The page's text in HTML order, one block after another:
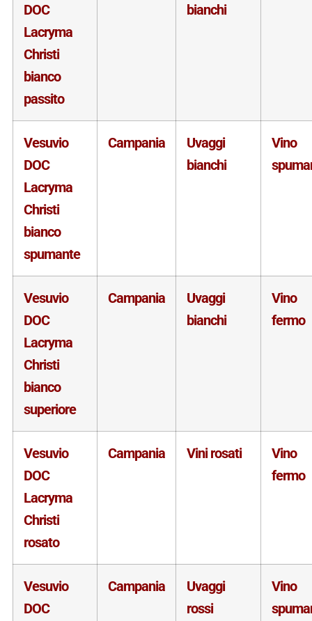
DOC
Lacryma
Christi
bianco
passito
bianchi
Vesuvio
DOC
Lacryma
Christi
bianco
spumante
Campania
Uvaggi
bianchi
Vino
Vesuvio
DOC
Lacryma
Christi
bianco
superiore
Campania
Uvaggi
bianchi
Vino
fermo
Vesuvio
DOC
Lacryma
Christi
rosato
Campania Vini rosati
Vino
fermo
Vesuvio
DOC
Campania
Uvaggi
rossi
Vino